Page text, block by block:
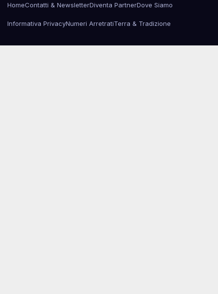
HomeContatti & NewsletterDiventa PartnerDove Siamo
Informativa PrivacyNumeri ArretratiTerra & Tradizione